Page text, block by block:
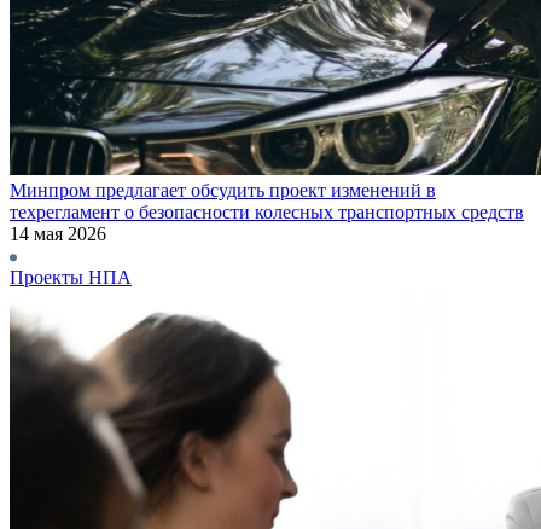
Минпром предлагает обсудить проект изменений в
техрегламент о безопасности колесных транспортных средств
14 мая 2026
Проекты НПА